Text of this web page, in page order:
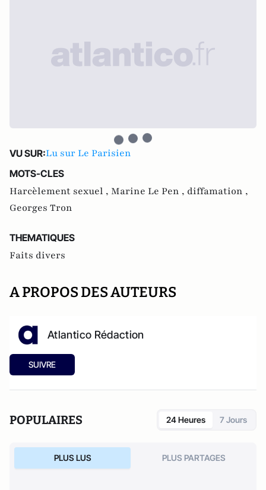
VU SUR:Lu sur Le Parisien
MOTS-CLES
Harcèlement sexuel , Marine Le Pen , diffamation ,
Georges Tron
THEMATIQUES
Faits divers
A PROPOS DES AUTEURS
Atlantico Rédaction
SUIVRE
POPULAIRES 24 Heures 7 Jours
PLUS LUS PLUS PARTAGES